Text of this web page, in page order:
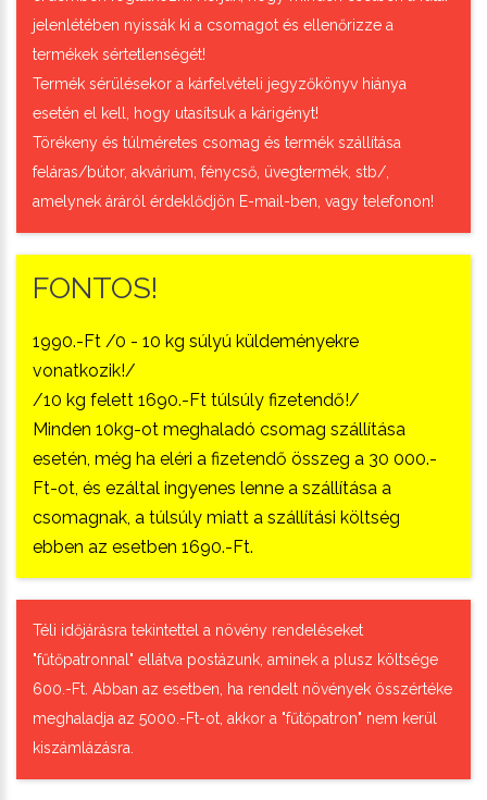
jelenlétében nyissák ki a csomagot és ellenőrizze a
termékek sértetlenségét!
Termék sérülésekor a kárfelvételi jegyzőkönyv hiánya
esetén el kell, hogy utasítsuk a kárigényt!
Törékeny és túlméretes csomag és termék szállítása
feláras/bútor, akvárium, fénycső, üvegtermék, stb/,
amelynek áráról érdeklődjön E-mail-ben, vagy telefonon!
FONTOS!
1990.-Ft /0 - 10 kg súlyú küldeményekre
vonatkozik!/
/10 kg felett 1690.-Ft túlsúly fizetendő!/
Minden 10kg-ot meghaladó csomag szállítása
esetén, még ha eléri a fizetendő összeg a 30 000.-
Ft-ot, és ezáltal ingyenes lenne a szállítása a
csomagnak, a túlsúly miatt a szállítási költség
ebben az esetben 1690.-Ft.
Téli időjárásra tekintettel a növény rendeléseket
"fűtőpatronnal" ellátva postázunk, aminek a plusz költsége
600.-Ft. Abban az esetben, ha rendelt növények összértéke
meghaladja az 5000.-Ft-ot, akkor a "fűtőpatron" nem kerül
kiszámlázásra.